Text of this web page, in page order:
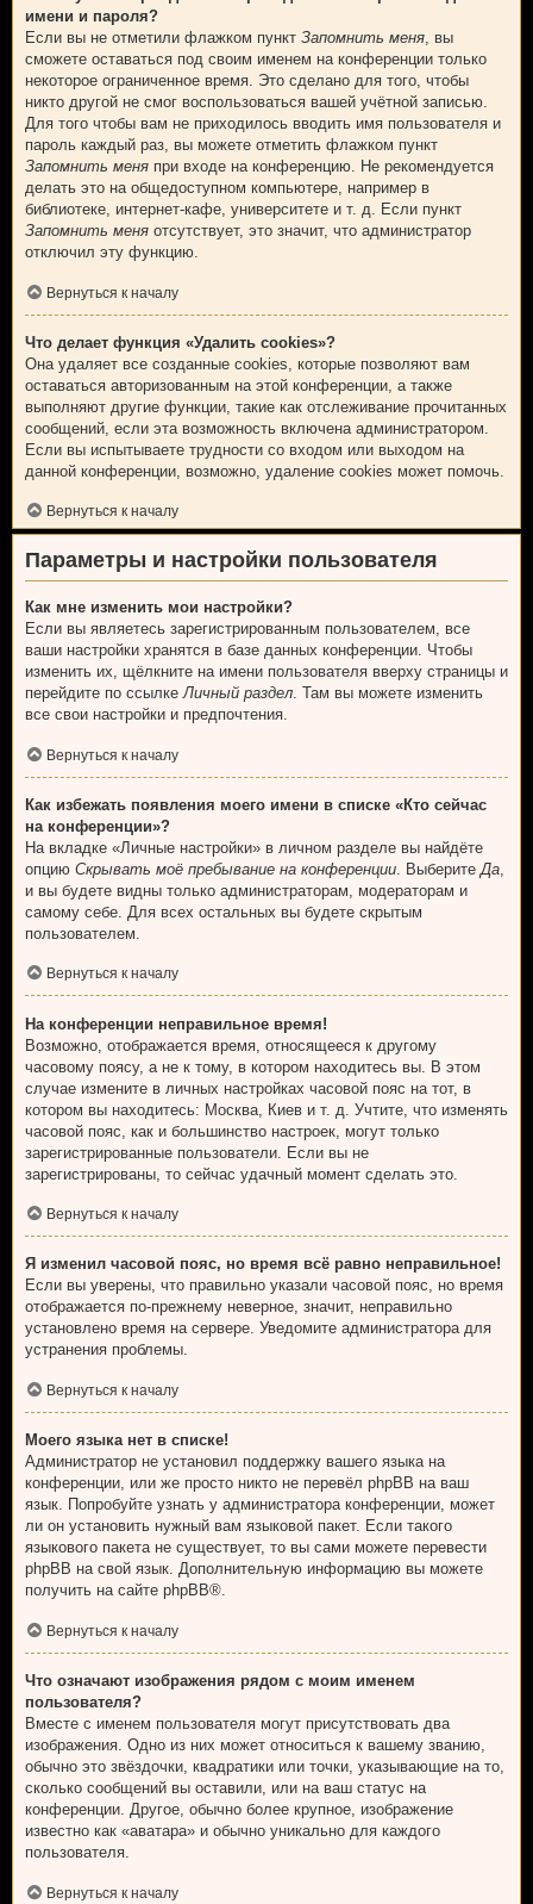
имени и пароля?
Если вы не отметили флажком пункт Запомнить меня , вы
сможете оставаться под своим именем на конференции только
некоторое ограниченное время. Это сделано для того, чтобы
никто другой не смог воспользоваться вашей учётной записью.
Для того чтобы вам не приходилось вводить имя пользователя и
пароль каждый раз, вы можете отметить флажком пункт
Запомнить меня при входе на конференцию. Не рекомендуется
делать это на общедоступном компьютере, например в
библиотеке, интернет-кафе, университете и т. д. Если пункт
Запомнить меня отсутствует, это значит, что администратор
отключил эту функцию.
Вернуться к началу
Что делает функция «Удалить cookies»?
Она удаляет все созданные cookies, которые позволяют вам
оставаться авторизованным на этой конференции, а также
выполняют другие функции, такие как отслеживание прочитанных
сообщений, если эта возможность включена администратором.
Если вы испытываете трудности со входом или выходом на
данной конференции, возможно, удаление cookies может помочь.
Вернуться к началу
Параметры и настройки пользователя
Как мне изменить мои настройки?
Если вы являетесь зарегистрированным пользователем, все
ваши настройки хранятся в базе данных конференции. Чтобы
изменить их, щёлкните на имени пользователя вверху страницы и
перейдите по ссылкеЛичный раздел. Там вы можете изменить
все свои настройки и предпочтения.
Вернуться к началу
Как избежать появления моего имени в списке «Кто сейчас
на конференции»?
На вкладке «Личные настройки» в личном разделе вы найдёте
опцию Скрывать моё пребывание на конференции . Выберите Да
и вы будете видны только администраторам, модераторам и
самому себе. Для всех остальных вы будете скрытым
пользователем.
Вернуться к началу
На конференции неправильное время!
Возможно, отображается время, относящееся к другому
часовому поясу, а не к тому, в котором находитесь вы. В этом
случае измените в личных настройках часовой пояс на тот, в
котором вы находитесь: Москва, Киев и т. д. Учтите, что изменять
часовой пояс, как и большинство настроек, могут только
зарегистрированные пользователи. Если вы не
зарегистрированы, то сейчас удачный момент сделать это.
Вернуться к началу
Я изменил часовой пояс, но время всё равно неправильное!
Если вы уверены, что правильно указали часовой пояс, но время
отображается по-прежнему неверное, значит, неправильно
установлено время на сервере. Уведомите администратора для
устранения проблемы.
Вернуться к началу
Моего языка нет в списке!
Администратор не установил поддержку вашего языка на
конференции, или же просто никто не перевёл phpBB на ваш
язык. Попробуйте узнать у администратора конференции, может
ли он установить нужный вам языковой пакет. Если такого
языкового пакета не существует, то вы сами можете перевести
phpBB на свой язык. Дополнительную информацию вы можете
получить на сайте phpBB®.
Вернуться к началу
Что означают изображения рядом с моим именем
пользователя?
Вместе с именем пользователя могут присутствовать два
изображения. Одно из них может относиться к вашему званию,
обычно это звёздочки, квадратики или точки, указывающие на то,
сколько сообщений вы оставили, или на ваш статус на
конференции. Другое, обычно более крупное, изображение
известно как «аватара» и обычно уникально для каждого
пользователя.
Вернуться к началу